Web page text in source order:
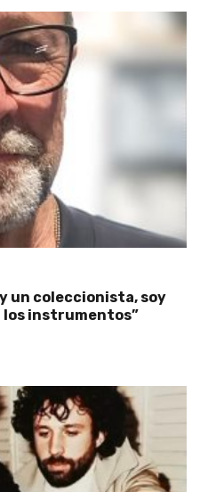
un coleccionista, soy
los instrumentos”